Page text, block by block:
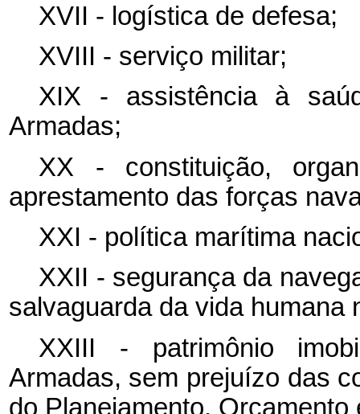
XVII - logística de defesa;
XVIII - serviço militar;
XIX - assistência à
Armadas;
XX - constituição,
aprestamento das forças
XXI - política marítima
XXII - segurança da
salvaguarda da vida humana
XXIII - patrimônio
Armadas, sem prejuízo das
do Planejamento, Orçamento